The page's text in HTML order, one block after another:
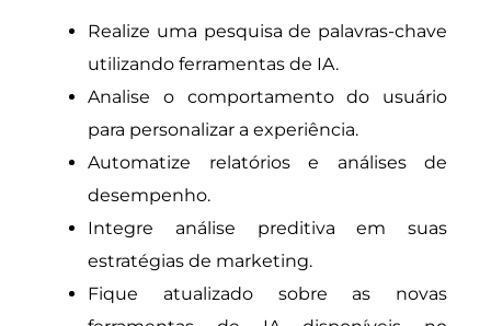
Realize uma pesquisa de palavras-chave
utilizando ferramentas de IA.
Analise o comportamento do usuário
para personalizar a experiência.
Automatize relatórios e análises de
desempenho.
Integre análise preditiva em suas
estratégias de marketing.
Fique atualizado sobre as novas